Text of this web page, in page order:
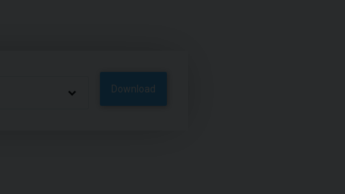
Download